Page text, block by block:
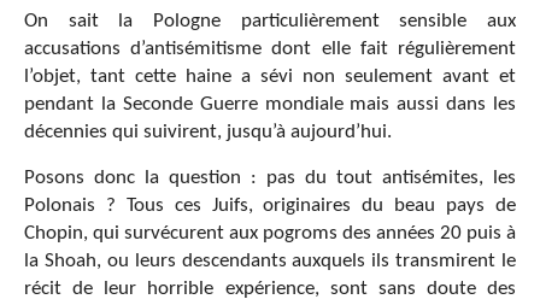
On sait la Pologne particulièrement sensible aux
accusations d’antisémitisme dont elle fait régulièrement
l’objet, tant cette haine a sévi non seulement avant et
pendant la Seconde Guerre mondiale mais aussi dans les
décennies qui suivirent, jusqu’à aujourd’hui.
Posons donc la question : pas du tout antisémites, les
Polonais ? Tous ces Juifs, originaires du beau pays de
Chopin, qui survécurent aux pogroms des années 20 puis à
la Shoah, ou leurs descendants auxquels ils transmirent le
récit de leur horrible expérience, sont sans doute des